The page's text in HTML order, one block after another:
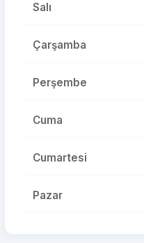
Salı
Çarşamba
Perşembe
Cuma
Cumartesi
Pazar